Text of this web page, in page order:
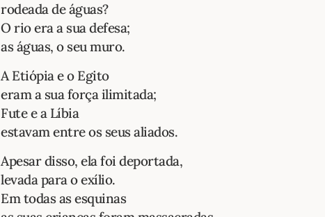
rodeada de águas?
O rio era a sua defesa;
as águas, o seu muro.
A Etiópia e o Egito
eram a sua força ilimitada;
Fute e a Líbia
estavam entre os seus aliados.
Apesar disso, ela foi deportada,
levada para o exílio.
Em todas as esquinas